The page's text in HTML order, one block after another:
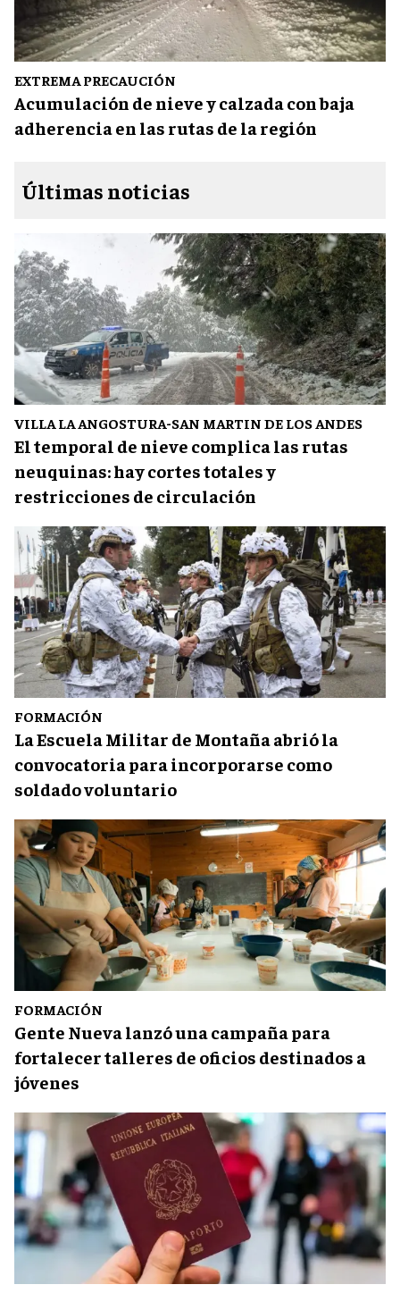
EXTREMA PRECAUCIÓN
Acumulación de nieve y calzada con baja
adherencia en las rutas de la región
Últimas noticias
VILLA LA ANGOSTURA-SAN MARTIN DE LOS ANDES
El temporal de nieve complica las rutas
neuquinas: hay cortes totales y
restricciones de circulación
FORMACIÓN
La Escuela Militar de Montaña abrió la
convocatoria para incorporarse como
soldado voluntario
FORMACIÓN
Gente Nueva lanzó una campaña para
fortalecer talleres de oficios destinados a
jóvenes